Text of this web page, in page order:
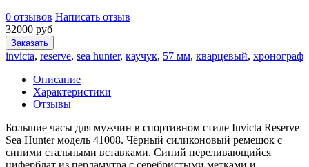
0 отзывов Написать отзыв
32000 руб
Заказать
invicta, reserve, sea hunter, каучук, 57 мм, кварцевый, хронограф
Описание
Характеристики
Отзывы
Большие часы для мужчин в спортивном стиле Invicta Reserve
Sea Hunter модель 41008. Чёрный силиконовый ремешок с
синими стальными вставками. Синий переливающийся
циферблат из перламутра с серебристыми метками и